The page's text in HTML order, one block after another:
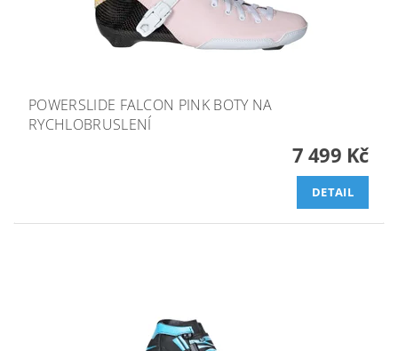
POWERSLIDE FALCON PINK BOTY NA
RYCHLOBRUSLENÍ
7 499 Kč
DETAIL